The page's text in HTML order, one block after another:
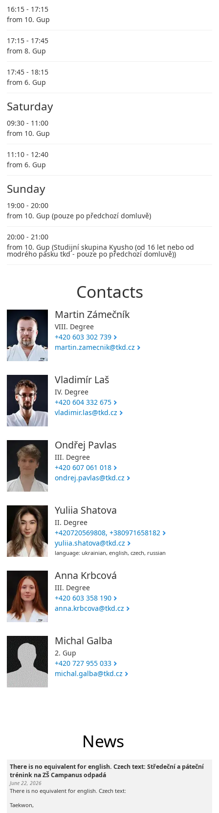
16:15 - 17:15
from 10. Gup
17:15 - 17:45
from 8. Gup
17:45 - 18:15
from 6. Gup
Saturday
09:30 - 11:00
from 10. Gup
11:10 - 12:40
from 6. Gup
Sunday
19:00 - 20:00
from 10. Gup (pouze po předchozí domluvě)
20:00 - 21:00
from 10. Gup (Studijní skupina Kyusho (od 16 let nebo od
modrého pásku tkd - pouze po předchozí domluvě))
Contacts
Martin Zámečník
VIII. Degree
+420 603 302 739
martin.zamecnik@tkd.cz
Vladimír Laš
IV. Degree
+420 604 332 675
vladimir.las@tkd.cz
Ondřej Pavlas
III. Degree
+420 607 061 018
ondrej.pavlas@tkd.cz
Yuliia Shatova
II. Degree
+420720569808, +380971658182
yuliia.shatova@tkd.cz
language: ukrainian, english, czech, russian
Anna Krbcová
III. Degree
+420 603 358 190
anna.krbcova@tkd.cz
Michal Galba
2. Gup
+420 727 955 033
michal.galba@tkd.cz
News
There is no equivalent for english. Czech text: Středeční a páteční
trénink na ZŠ Campanus odpadá
June 22, 2026
There is no equivalent for english. Czech text:
Taekwon,